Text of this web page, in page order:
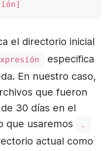
el directorio inicial
especifica
En nuestro caso,
que fueron
30 días en el
que usaremos
.
actual como